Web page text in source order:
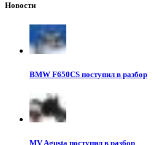
Новости
BMW F650CS поступил в разбор
MV Agusta поступил в разбор